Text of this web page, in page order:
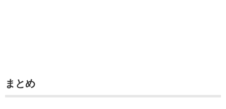
まとめ